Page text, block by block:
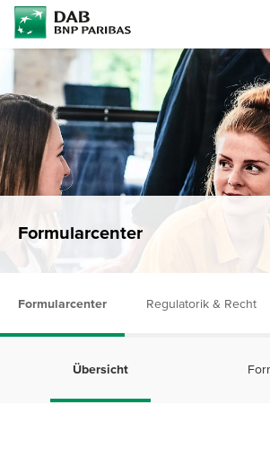
Formularcenter
Formularcenter Regulatorik & Recht
Übersicht